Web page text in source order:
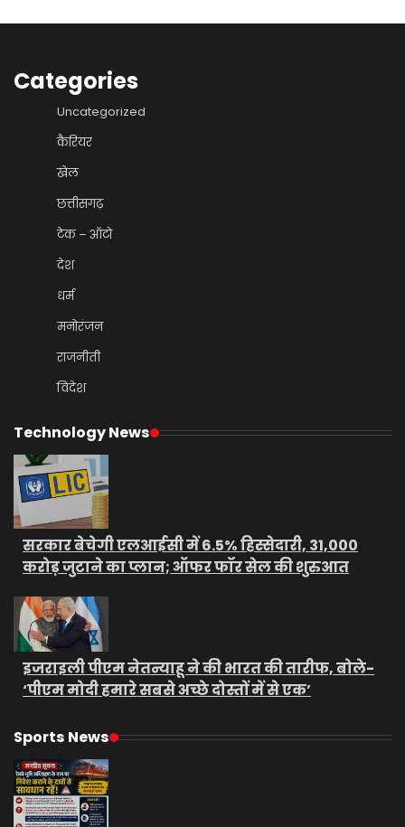
Categories
Uncategorized
कैरियर
खेल
छत्तीसगढ़
टेक – ऑटो
देश
धर्म
मनोरंजन
राजनीती
विदेश
Technology News
सरकार बेचेगी एलआईसी में 6.5% हिस्सेदारी, 31,000
करोड़ जुटाने का प्लान; ऑफर फॉर सेल की शुरुआत
इजराइली पीएम नेतन्याहू ने की भारत की तारीफ, बोले-
‘पीएम मोदी हमारे सबसे अच्छे दोस्तों में से एक’
Sports News